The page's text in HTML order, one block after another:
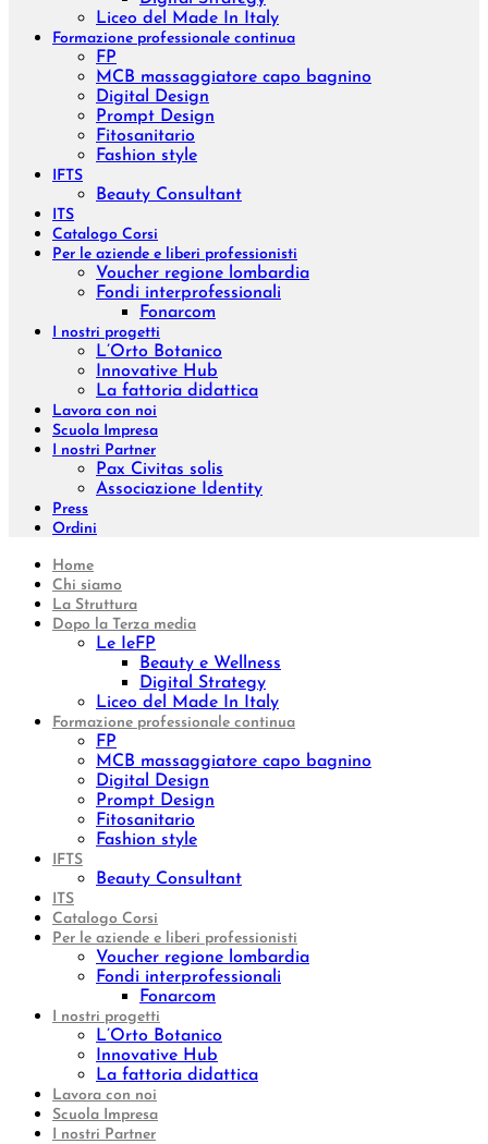
Liceo del Made In Italy
Formazione professionale continua
FP
MCB massaggiatore capo bagnino
Digital Design
Prompt Design
Fitosanitario
Fashion style
IFTS
Beauty Consultant
ITS
Catalogo Corsi
Per le aziende e liberi professionisti
Voucher regione lombardia
Fondi interprofessionali
Fonarcom
I nostri progetti
L’Orto Botanico
Innovative Hub
La fattoria didattica
Lavora con noi
Scuola Impresa
I nostri Partner
Pax Civitas solis
Associazione Identity
Press
Ordini
Home
Chi siamo
La Struttura
Dopo la Terza media
Le IeFP
Beauty e Wellness
Digital Strategy
Liceo del Made In Italy
Formazione professionale continua
FP
MCB massaggiatore capo bagnino
Digital Design
Prompt Design
Fitosanitario
Fashion style
IFTS
Beauty Consultant
ITS
Catalogo Corsi
Per le aziende e liberi professionisti
Voucher regione lombardia
Fondi interprofessionali
Fonarcom
I nostri progetti
L’Orto Botanico
Innovative Hub
La fattoria didattica
Lavora con noi
Scuola Impresa
I nostri Partner